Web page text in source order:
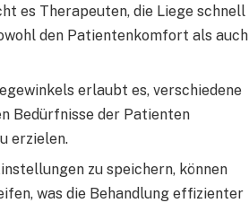
es Therapeuten, die Liege schnell
den Patientenkomfort als auch
erlaubt es, verschiedene
Bedürfnisse der Patienten
erzielen.
zu speichern, können
was die Behandlung effizienter